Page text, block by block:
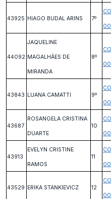
43925 HIAGO BUDAL ARINS 7º
44092
JAQUELINE
MAGALHÃES DE
MIRANDA
8º
43843 LUANA CAMATTI 9º
43687
ROSANGELA CRISTINA
DUARTE
10
43913
EVELYN CRISTINE
RAMOS
11
43529 ERIKA STANKIEVICZ 12